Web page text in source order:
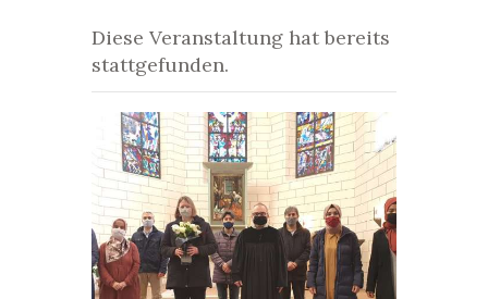
Diese Veranstaltung hat bereits
stattgefunden.